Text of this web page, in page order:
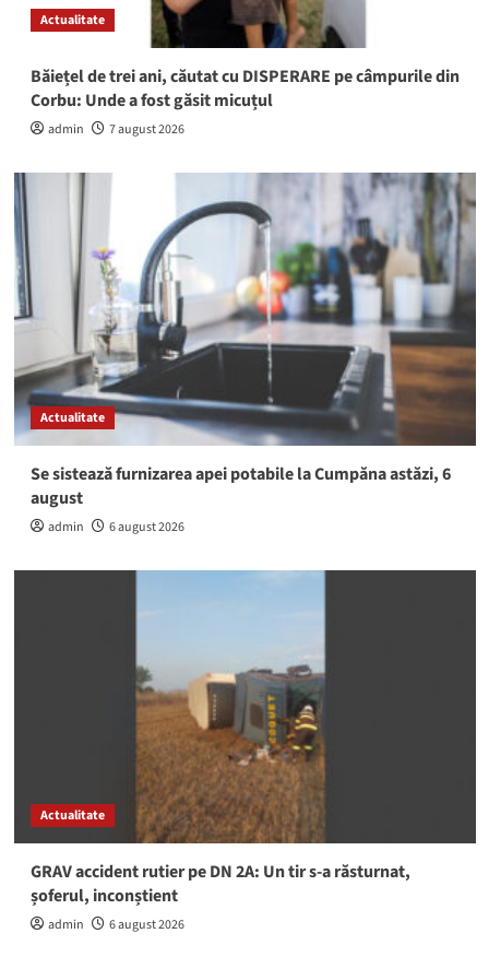
Actualitate
Băiețel de trei ani, căutat cu DISPERARE pe câmpurile din
Corbu: Unde a fost găsit micuțul
admin 7 august 2026
Actualitate
Se sistează furnizarea apei potabile la Cumpăna astăzi, 6
august
admin 6 august 2026
Actualitate
GRAV accident rutier pe DN 2A: Un tir s-a răsturnat,
șoferul, inconștient
admin 6 august 2026